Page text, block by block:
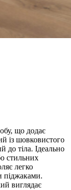
що додає
із шовковистого
до тіла. Ідеально
стильних
легко
піджаками.
виглядає